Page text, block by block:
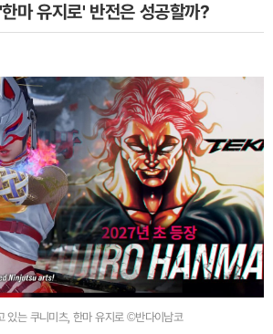
한마 유지로' 반전은 성공할까?
있는 쿠니미츠, 한마 유지로 ©반다이남코